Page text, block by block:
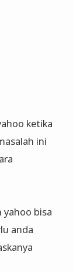
ketika
ini
yahoo bisa
anda